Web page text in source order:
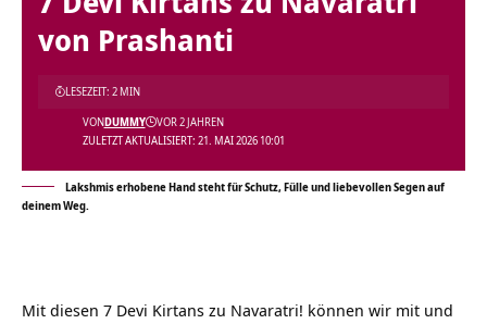
von Prashanti
ZULETZT AKTUALISIERT: 21. MAI 2026 10:01
VONDUMMY VOR 2 JAHREN
LESEZEIT: 2 MIN
Lakshmis erhobene Hand steht für Schutz, Fülle und liebevollen Segen auf
deinem Weg.
Mit diesen 7 Devi Kirtans zu Navaratri! können wir mit und